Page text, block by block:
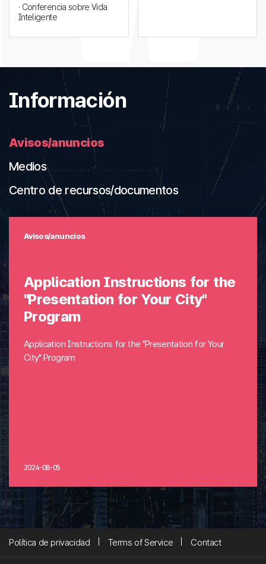
· Conferencia sobre Vida
Inteligente
Información
Avisos/anuncios
Avisos/anuncios
Application Instructions for the
"Presentation for Your City"
Program
Application Instructions for the "Presentation for Your
City" Program
2024-08-05
Medios
Centro de recursos/documentos
Política de privacidad Terms of Service Contact